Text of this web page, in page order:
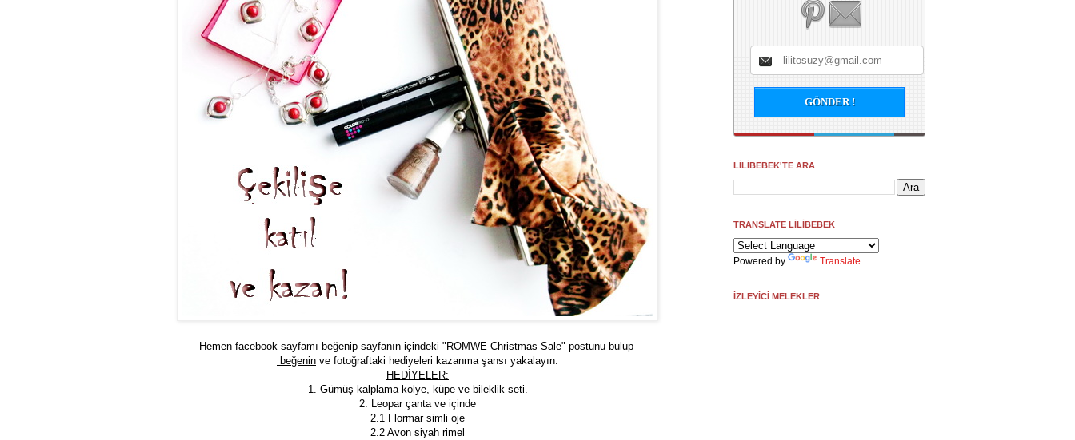
Hemen facebook sayfamı beğenip sayfanın içindeki " ROMWE Christmas Sale" postunu bulup
beğenin ve fotoğraftaki hediyeleri kazanma şansı yakalayın.
HEDİYELER:
1. Gümüş kalplama kolye, küpe ve bileklik seti.
2. Leopar çanta ve içinde
2.1 Flormar simli oje
2.2 Avon siyah rimel
LİLİBEBEK'TE ARA
TRANSLATE LİLİBEBEK
Powered by Translate
İZLEYİCİ MELEKLER